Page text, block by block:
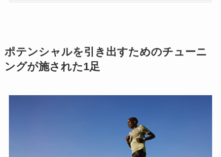
ポテンシャルを引き出すためのチューニ
ングが施された1足